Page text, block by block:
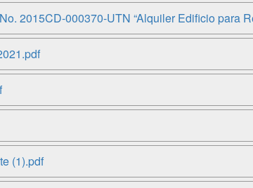
2015CD-000370-UTN “Alquiler Edificio para
(1).pdf